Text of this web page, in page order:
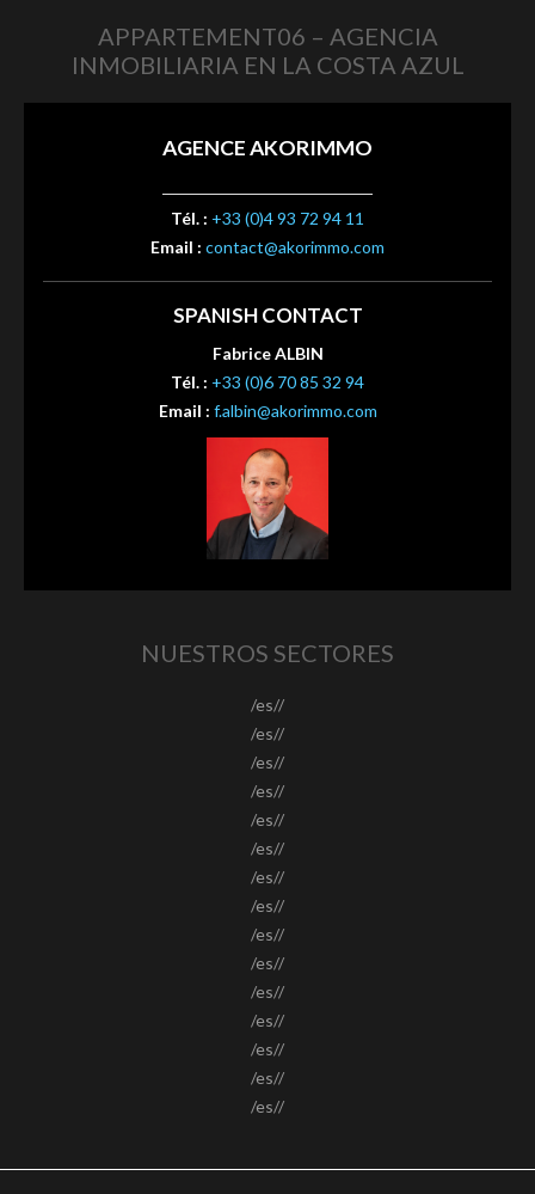
APPARTEMENT06 – AGENCIA
INMOBILIARIA EN LA COSTA AZUL
AGENCE AKORIMMO
Tél. : +33 (0)4 93 72 94 11
Email : contact@akorimmo.com
SPANISH CONTACT
Fabrice ALBIN
Tél. : +33 (0)6 70 85 32 94
Email : f.albin@akorimmo.com
NUESTROS SECTORES
/es//
/es//
/es//
/es//
/es//
/es//
/es//
/es//
/es//
/es//
/es//
/es//
/es//
/es//
/es//